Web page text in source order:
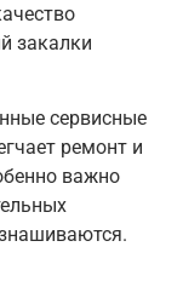
закалки
сервисные
ремонт и
важно